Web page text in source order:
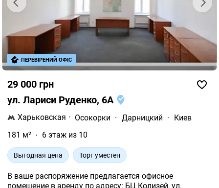
29 000 грн
ул. Лариси Руденко, 6А
Харьковская · Осокорки · Дарницкий ·
Киев
181 м²
6 этаж из 10
Выгодная цена Торг уместен
В ваше распоряжение предлагается офисное
помещение в аренду по адресу: БЦ Колизей, ул.
ПЕРЕВІРЕНИЙ ОФІС